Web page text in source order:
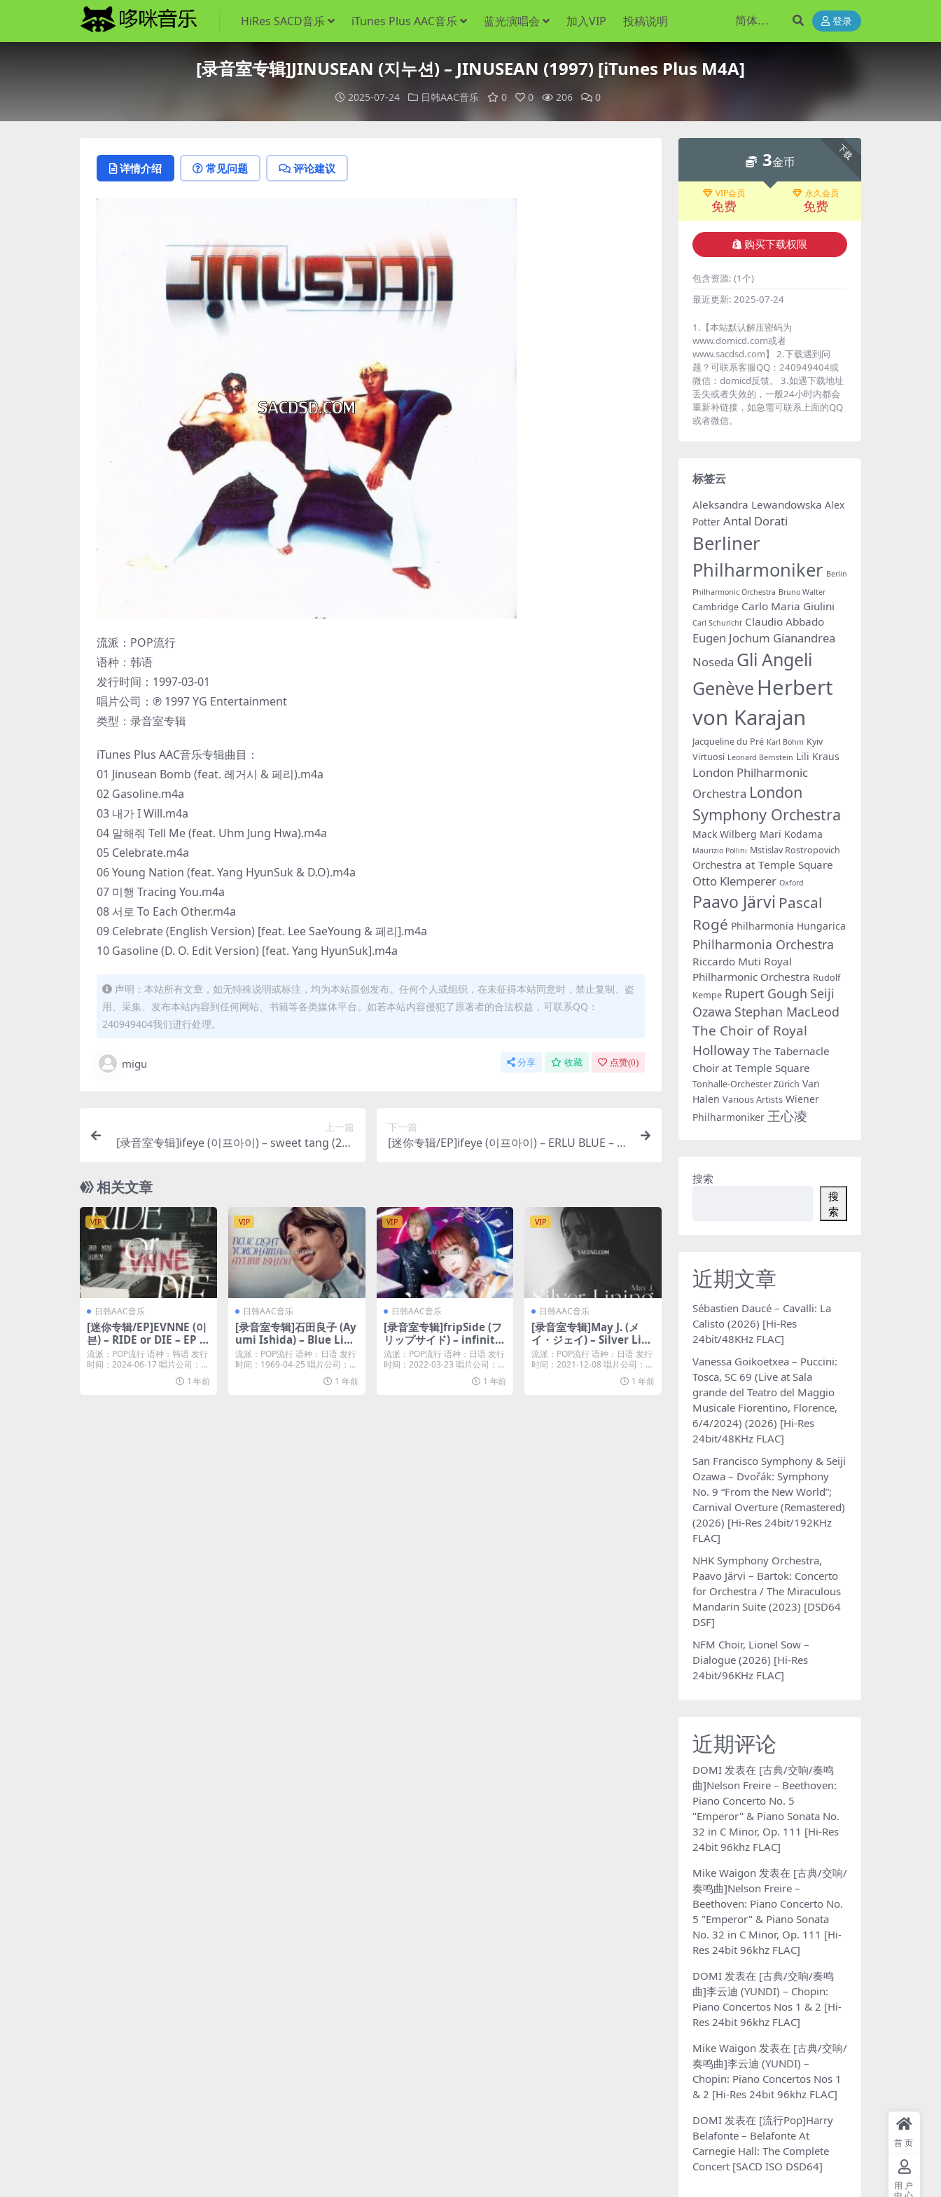
HiRes SACD音乐 iTunes Plus AAC音乐 蓝光演唱会 加入VIP 投稿说明 登录
[录音室专辑]JINUSEAN (지누션) – JINUSEAN (1997) [iTunes Plus M4A]
2025-07-24 日韩AAC音乐 0 0 206 0
详情介绍 常见问题 评论建议
流派：POP流行
语种：韩语
发行时间：1997-03-01
唱片公司：℗ 1997 YG Entertainment
类型：录音室专辑
iTunes Plus AAC音乐专辑曲目：
01 Jinusean Bomb (feat. 레거시 & 페리).m4a
02 Gasoline.m4a
03 내가 I Will.m4a
04 말해줘 Tell Me (feat. Uhm Jung Hwa).m4a
05 Celebrate.m4a
06 Young Nation (feat. Yang HyunSuk & D.O).m4a
07 미행 Tracing You.m4a
08 서로 To Each Other.m4a
09 Celebrate (English Version) [feat. Lee SaeYoung & 페리].m4a
10 Gasoline (D. O. Edit Version) [feat. Yang HyunSuk].m4a
声明：本站所有文章，如无特殊说明或标注，均为本站原创发布。任何个人或组织，在未征得本站同意时，禁止复制、盗
用、采集、发布本站内容到任何网站、书籍等各类媒体平台。如若本站内容侵犯了原著者的合法权益，可联系QQ：
240949404我们进行处理。
migu 分享 收藏 点赞(0)
上一篇
[录音室专辑]ifeye (이프아이) – sweet tang (202
下一篇
[迷你专辑/EP]ifeye (이프아이) – ERLU BLUE – E
相关文章
VIP
日韩AAC音乐
[迷你专辑/EP]EVNNE (이
븐) – RIDE or DIE – EP (2
024) [iTunes Plus M4A]
流派：POP流行 语种：韩语 发行
时间：2024-06-17 唱片公司：G
1 年前
VIP
日韩AAC音乐
[录音室专辑]石田良子 (Ay
umi Ishida) – Blue Ligh
t Yokohama (1969) [iTu
nes Plus M4A]
流派：POP流行 语种：日语 发行
时间：1969-04-25 唱片公司：℗
1 年前
VIP
日韩AAC音乐
[录音室专辑]fripSide (フ
リップサイド) – infinite
synthesis 6 [iTunes Plu
s M4A]
流派：POP流行 语种：日语 发行
时间：2022-03-23 唱片公司：fri
1 年前
VIP
日韩AAC音乐
[录音室专辑]May J. (メ
イ・ジェイ) – Silver Lini
ng (2021) [iTunes Plus
M4A]
流派：POP流行 语种：日语 发行
时间：2021-12-08 唱片公司：爱
1 年前
下载
3金币
VIP会员
免费
永久会员
免费
购买下载权限
包含资源: (1个)
最近更新: 2025-07-24
1.【本站默认解压密码为
www.domicd.com或者
www.sacdsd.com】 2.下载遇到问
题？可联系客服QQ：240949404或
微信：domicd反馈。 3.如遇下载地址
丢失或者失效的，一般24小时内都会
重新补链接，如急需可联系上面的QQ
或者微信。
标签云
Aleksandra Lewandowska Alex
Potter Antal Dorati
Berliner
Philharmoniker Berlin
Philharmonic Orchestra Bruno Walter
Cambridge Carlo Maria Giulini
Carl Schuricht Claudio Abbado
Eugen Jochum Gianandrea
Noseda Gli Angeli
Genève Herbert
von Karajan
Jacqueline du Pré Karl Bohm Kyiv
Virtuosi Leonard Bernstein Lili Kraus
London Philharmonic
Orchestra London
Symphony Orchestra
Mack Wilberg Mari Kodama
Maurizio Pollini Mstislav Rostropovich
Orchestra at Temple Square
Otto Klemperer Oxford
Paavo Järvi Pascal
Rogé Philharmonia Hungarica
Philharmonia Orchestra
Riccardo Muti Royal
Philharmonic Orchestra Rudolf
Kempe Rupert Gough Seiji
Ozawa Stephan MacLeod
The Choir of Royal
Holloway The Tabernacle
Choir at Temple Square
Tonhalle-Orchester Zürich Van
Halen Various Artists Wiener
Philharmoniker 王心凌
搜索
搜
索
近期文章
Sébastien Daucé – Cavalli: La
Calisto (2026) [Hi-Res
24bit/48KHz FLAC]
Vanessa Goikoetxea – Puccini:
Tosca, SC 69 (Live at Sala
grande del Teatro del Maggio
Musicale Fiorentino, Florence,
6/4/2024) (2026) [Hi-Res
24bit/48KHz FLAC]
San Francisco Symphony & Seiji
Ozawa – Dvořák: Symphony
No. 9 “From the New World”;
Carnival Overture (Remastered)
(2026) [Hi-Res 24bit/192KHz
FLAC]
NHK Symphony Orchestra,
Paavo Järvi – Bartok: Concerto
for Orchestra / The Miraculous
Mandarin Suite (2023) [DSD64
DSF]
NFM Choir, Lionel Sow –
Dialogue (2026) [Hi-Res
24bit/96KHz FLAC]
近期评论
DOMI 发表在 [古典/交响/奏鸣
曲]Nelson Freire – Beethoven:
Piano Concerto No. 5
"Emperor" & Piano Sonata No.
32 in C Minor, Op. 111 [Hi-Res
24bit 96khz FLAC]
Mike Waigon 发表在 [古典/交响/
奏鸣曲]Nelson Freire –
Beethoven: Piano Concerto No.
5 "Emperor" & Piano Sonata
No. 32 in C Minor, Op. 111 [Hi-
Res 24bit 96khz FLAC]
DOMI 发表在 [古典/交响/奏鸣
曲]李云迪 (YUNDI) – Chopin:
Piano Concertos Nos 1 & 2 [Hi-
Res 24bit 96khz FLAC]
Mike Waigon 发表在 [古典/交响/
奏鸣曲]李云迪 (YUNDI) –
Chopin: Piano Concertos Nos 1
& 2 [Hi-Res 24bit 96khz FLAC]
DOMI 发表在 [流行Pop]Harry
Belafonte – Belafonte At
Carnegie Hall: The Complete
Concert [SACD ISO DSD64]
首页
用户